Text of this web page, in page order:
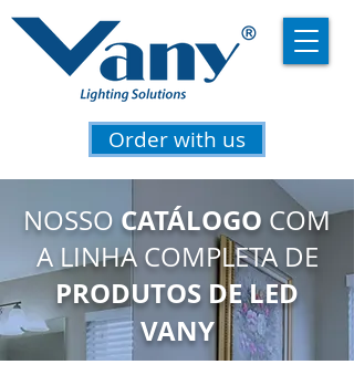
Order with us
NOSSO CATÁLOGO COM
A LINHA COMPLETA DE
PRODUTOS DE LED
VANY